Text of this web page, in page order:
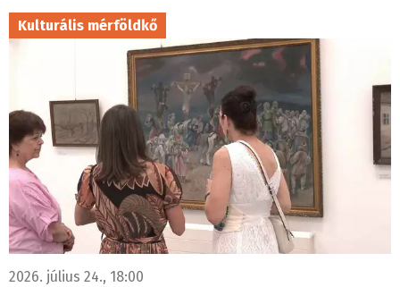
Kulturális mérföldkő
2026. július 24., 18:00